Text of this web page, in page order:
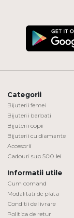
Categorii
Bijuterii femei
Bijuterii barbati
Bijuterii copii
Bijuterii cu diamante
Accesorii
Cadouri sub 500 lei
Informatii utile
Cum comand
Modalitati de plata
Conditii de livrare
Politica de retur